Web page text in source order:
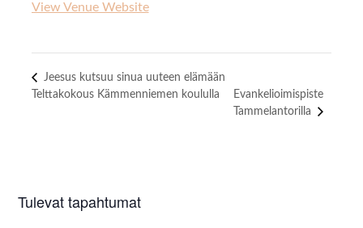
View Venue Website
Jeesus kutsuu sinua uuteen elämään
Telttakokous Kämmenniemen koululla
Evankelioimispiste
Tammelantorilla
Tulevat tapahtumat